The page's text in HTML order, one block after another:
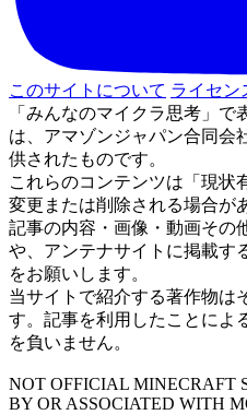
このサイトについて ライセン
「みんなのマイクラ思考」
は、アマゾンジャパン合同会
供されたものです。
これらのコンテンツは「現状
変更または削除される場合が
記事の内容・画像・動画その
や、アンテナサイトに掲載す
をお願いします。
当サイトで紹介する著作物は
す。記事を利用したことによ
を負いません。
NOT OFFICIAL MINECRAFT
BY OR ASSOCIATED WITH